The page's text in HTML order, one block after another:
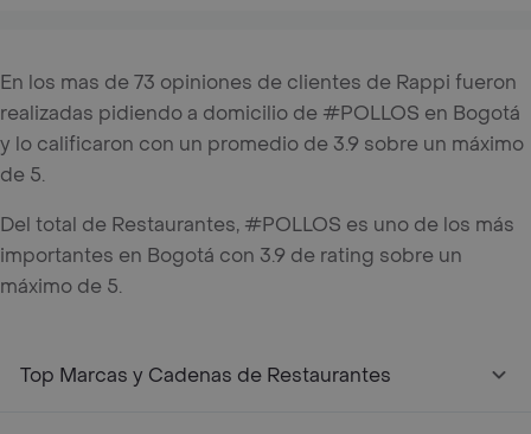
En los mas de 73 opiniones de clientes de Rappi fueron
realizadas pidiendo a domicilio de #POLLOS en Bogotá
y lo calificaron con un promedio de 3.9 sobre un máximo
de 5.
Del total de Restaurantes, #POLLOS es uno de los más
importantes en Bogotá con 3.9 de rating sobre un
máximo de 5.
Top Marcas y Cadenas de Restaurantes